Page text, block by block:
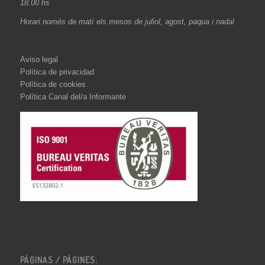
18.00 hs
Horari només de matí els mesos de juliol, agost, paqua i nadal
Aviso legal
Política de privacidad
Política de cookies
Política Canal del/a Informante
PÁGINAS / PÀGINES: